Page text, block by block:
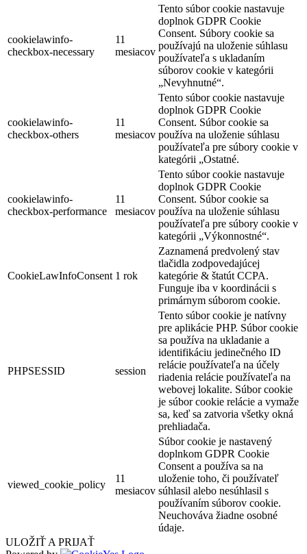
cookielawinfo-
checkbox-necessary
11
mesiacov
Tento súbor cookie nastavuje
doplnok GDPR Cookie
Consent. Súbory cookie sa
používajú na uloženie súhlasu
používateľa s ukladaním
súborov cookie v kategórii
„Nevyhnutné“.
cookielawinfo-
checkbox-others
11
mesiacov
Tento súbor cookie nastavuje
doplnok GDPR Cookie
Consent. Súbor cookie sa
používa na uloženie súhlasu
používateľa pre súbory cookie v
kategórii „Ostatné.
cookielawinfo-
checkbox-performance
11
mesiacov
Tento súbor cookie nastavuje
doplnok GDPR Cookie
Consent. Súbor cookie sa
používa na uloženie súhlasu
používateľa pre súbory cookie v
kategórii „Výkonnostné“.
CookieLawInfoConsent 1 rok
Zaznamená predvolený stav
tlačidla zodpovedajúcej
kategórie & štatút CCPA.
Funguje iba v koordinácii s
primárnym súborom cookie.
PHPSESSID session
Tento súbor cookie je natívny
pre aplikácie PHP. Súbor cookie
sa používa na ukladanie a
identifikáciu jedinečného ID
relácie používateľa na účely
riadenia relácie používateľa na
webovej lokalite. Súbor cookie
je súbor cookie relácie a vymaže
sa, keď sa zatvoria všetky okná
prehliadača.
viewed_cookie_policy
11
mesiacov
Súbor cookie je nastavený
doplnkom GDPR Cookie
Consent a používa sa na
uloženie toho, či používateľ
súhlasil alebo nesúhlasil s
používaním súborov cookie.
Neuchováva žiadne osobné
údaje.
ULOŽIŤ A PRIJAŤ